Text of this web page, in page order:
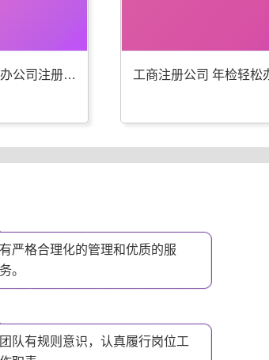
旅顺口工商年检 代办公司注册一步到位
有严格合理化的管理和优质的服
务。
团队有规则意识，认真履行岗位工